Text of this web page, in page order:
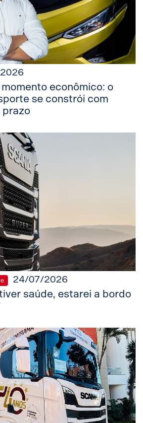
econômico: o
se constrói com
prazo
24/07/2026
saúde, estarei a bordo